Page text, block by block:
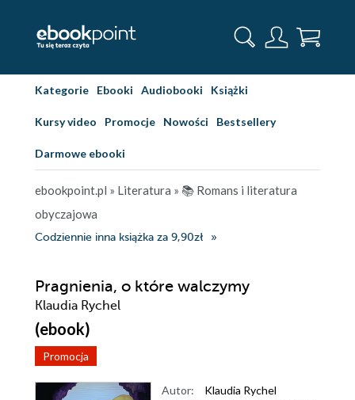
Kategorie Ebooki Audiobooki Książki
Kursy video Promocje Nowości Bestsellery
Darmowe ebooki
ebookpoint.pl » Literatura » 📚 Romans i literatura
obyczajowa
Codziennie inna książka za 9,90zł
Pragnienia, o które walczymy
Klaudia Rychel
(ebook)
Promocja
Autor:
Klaudia Rychel